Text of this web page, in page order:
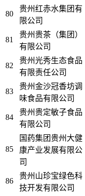
80
贵州红赤水集团有
限公司
81
贵州贵茶（集团）
有限公司
82
贵州光秀生态食品
有限责任公司
83
贵州金沙冠香坊调
味食品有限公司
84
贵州贵定敏子食品
有限公司
85
国药集团贵州大健
康产业发展有限公
司
86
贵州山珍宝绿色科
技开发有限公司